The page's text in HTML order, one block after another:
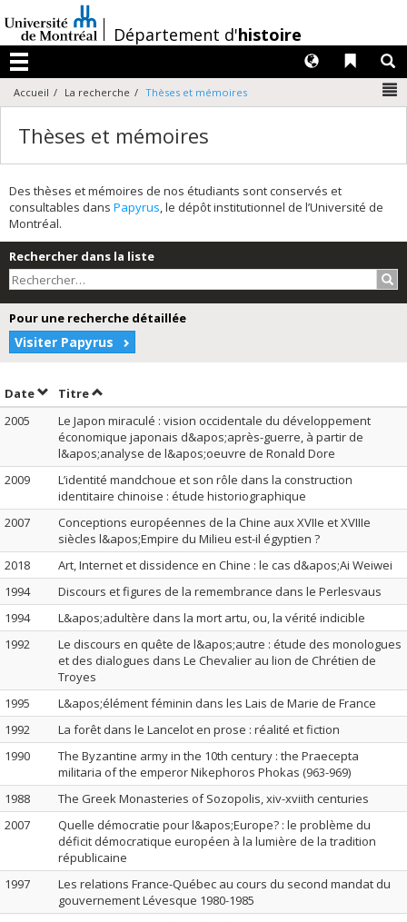
au
contenu
/Département d'histoire
Menu
Liens
Langues
Accueil La recherche Thèses et mémoires
Thèses et mémoires
Des thèses et mémoires de nos étudiants sont conservés et
consultables dans Papyrus, le dépôt institutionnel de l’Université de
Montréal.
Rechercher dans la liste
Pour une recherche détaillée
Visiter Papyrus
DateTrier par date en ordre décroissant
TitreTrier par titre en ordre décroissant
2005
Le Japon miraculé : vision occidentale du développement
économique japonais d&apos;après-guerre, à partir de
l&apos;analyse de l&apos;oeuvre de Ronald Dore
2009
L’identité mandchoue et son rôle dans la construction
identitaire chinoise : étude historiographique
2007
Conceptions européennes de la Chine aux XVIIe et XVIIIe
siècles l&apos;Empire du Milieu est-il égyptien ?
2018
Art, Internet et dissidence en Chine : le cas d&apos;Ai Weiwei
1994
Discours et figures de la remembrance dans le Perlesvaus
1994
L&apos;adultère dans la mort artu, ou, la vérité indicible
1992
Le discours en quête de l&apos;autre : étude des monologues
et des dialogues dans Le Chevalier au lion de Chrétien de
Troyes
1995
L&apos;élément féminin dans les Lais de Marie de France
1992
La forêt dans le Lancelot en prose : réalité et fiction
1990
The Byzantine army in the 10th century : the Praecepta
militaria of the emperor Nikephoros Phokas (963-969)
1988
The Greek Monasteries of Sozopolis, xiv-xviith centuries
2007
Quelle démocratie pour l&apos;Europe? : le problème du
déficit démocratique européen à la lumière de la tradition
républicaine
1997
Les relations France-Québec au cours du second mandat du
gouvernement Lévesque 1980-1985